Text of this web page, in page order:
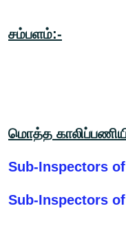
சம்பளம்:-
மொத்த
Sub-
Sub-